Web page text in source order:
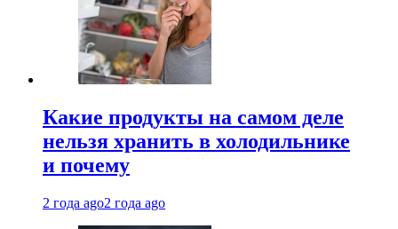
Какие продукты на самом деле
нельзя хранить в холодильнике
и почему
2 года ago2 года ago